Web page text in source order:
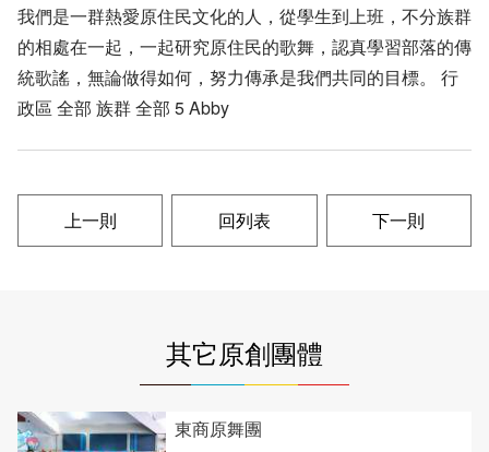
我們是一群熱愛原住民文化的人，從學生到上班，不分族群
的相處在一起，一起研究原住民的歌舞，認真學習部落的傳
統歌謠，無論做得如何，努力傳承是我們共同的目標。 行
政區 全部 族群 全部 5 Abby
上一則 回列表 下一則
其它原創團體
東商原舞團